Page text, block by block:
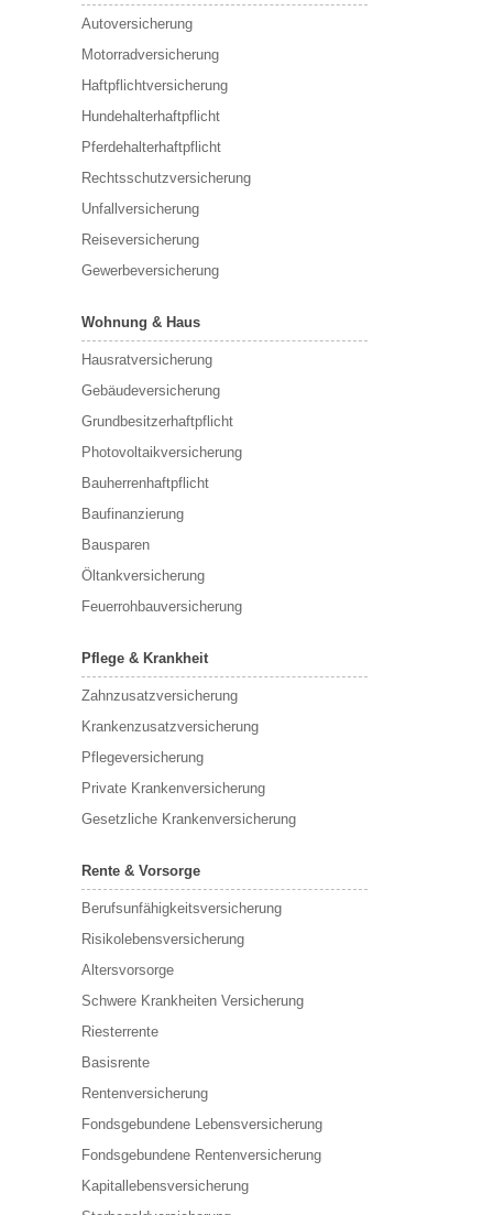
Autoversicherung
Motorradversicherung
Haftpflichtversicherung
Hundehalterhaftpflicht
Pferdehalterhaftpflicht
Rechtsschutzversicherung
Unfallversicherung
Reiseversicherung
Gewerbeversicherung
Wohnung & Haus
Hausratversicherung
Gebäudeversicherung
Grundbesitzerhaftpflicht
Photovoltaikversicherung
Bauherrenhaftpflicht
Baufinanzierung
Bausparen
Öltankversicherung
Feuerrohbauversicherung
Pflege & Krankheit
Zahnzusatzversicherung
Krankenzusatzversicherung
Pflegeversicherung
Private Krankenversicherung
Gesetzliche Krankenversicherung
Rente & Vorsorge
Berufs­unfähigkeitsversicherung
Risikolebensversicherung
Altersvorsorge
Schwere Krankheiten Versicherung
Riesterrente
Basisrente
Rentenversicherung
Fondsgebundene Lebensversicherung
Fondsgebundene Rentenversicherung
Kapitallebensversicherung